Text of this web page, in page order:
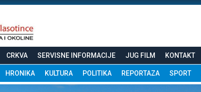
CRKVA SERVISNE INFORMACIJE JUG FILM KONTAKT
HRONIKA KULTURA POLITIKA REPORTAZA SPORT